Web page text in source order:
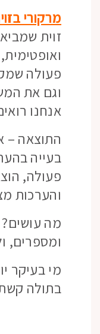
מרקורי
זוית
פעולה
וגם את
אנחנו
התוצאה –
בעייה
פעולה,
והערכות
מה
ומספרים,
מי בעיקר
בתולה קשת